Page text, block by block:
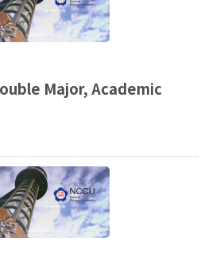
Major, Academic